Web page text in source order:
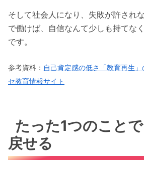
そして社会人になり、失敗が許され
で働けば、自信なんて少しも持てな
です。
参考資料： 自己肯定感の低さ「教育再生
セ教育情報サイト
たった1つのこと
戻せる